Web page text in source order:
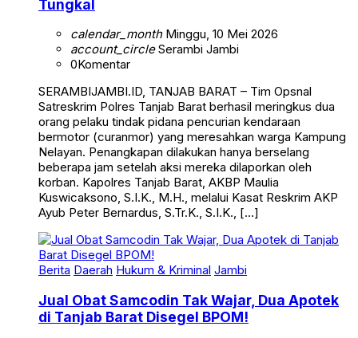
account_circleSerambi Jambi
0Komentar
Satreskrim Polres Tanjab Barat berhasil meringkus dua
orang pelaku tindak pidana pencurian kendaraan
bermotor (curanmor) yang meresahkan warga Kampung
Nelayan. Penangkapan dilakukan hanya berselang
beberapa jam setelah aksi mereka dilaporkan oleh
korban. Kapolres Tanjab Barat, AKBP Maulia
Kuswicaksono, S.I.K., M.H., melalui Kasat Reskrim AKP
Ayub Peter Bernardus, S.Tr.K., S.I.K., […]
Berita Daerah Hukum & Kriminal
di Tanjab Barat Disegel BPOM!